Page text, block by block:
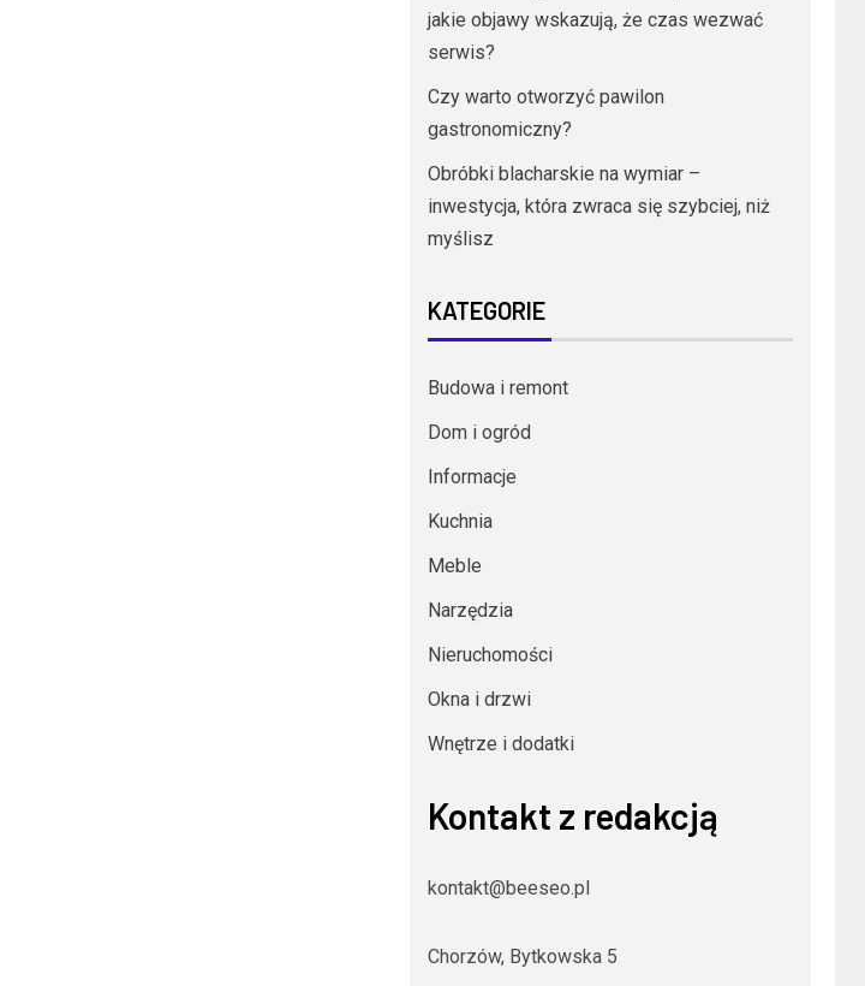
jakie objawy wskazują, że czas wezwać
serwis?
Czy warto otworzyć pawilon
gastronomiczny?
Obróbki blacharskie na wymiar –
inwestycja, która zwraca się szybciej, niż
myślisz
KATEGORIE
Budowa i remont
Dom i ogród
Informacje
Kuchnia
Meble
Narzędzia
Nieruchomości
Okna i drzwi
Wnętrze i dodatki
Kontakt z redakcją
kontakt@beeseo.pl
Chorzów, Bytkowska 5